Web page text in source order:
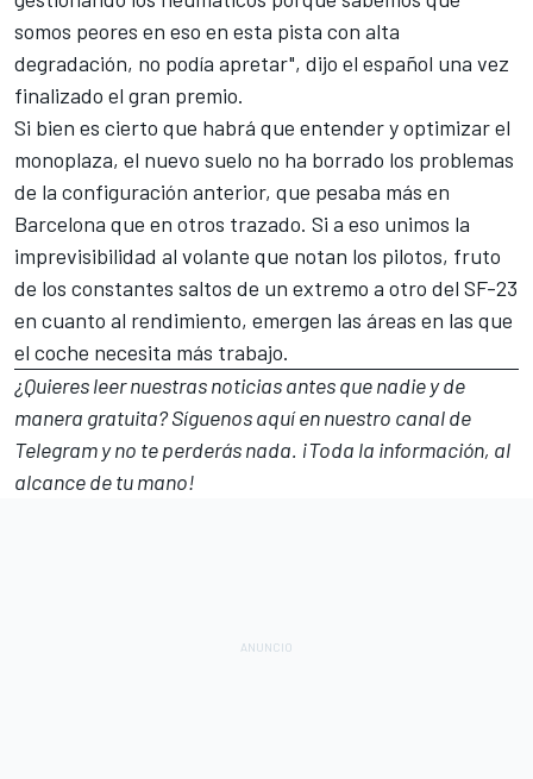
somos peores en eso en esta pista con alta
degradación, no podía apretar", dijo el español una vez
finalizado el gran premio.
Si bien es cierto que habrá que entender y optimizar el
monoplaza, el nuevo suelo no ha borrado los problemas
de la configuración anterior, que pesaba más en
Barcelona que en otros trazado. Si a eso unimos la
imprevisibilidad al volante que notan los pilotos, fruto
de los constantes saltos de un extremo a otro del SF-23
en cuanto al rendimiento, emergen las áreas en las que
el coche necesita más trabajo.
¿Quieres leer nuestras noticias antes que nadie y de
manera gratuita? Síguenosaquí en nuestro canal de
Telegramy no te perderás nada. ¡Toda la información, al
alcance de tu mano!